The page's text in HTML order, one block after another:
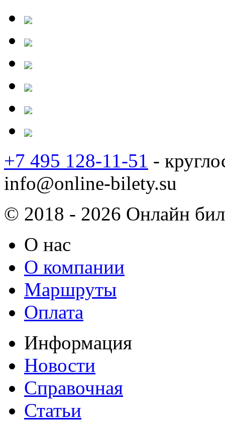
+7 495 128-11-51 -
info@online-bilety.su
© 2018 - 2026 Онлайн
О нас
О компании
Маршруты
Оплата
Информация
Новости
Справочная
Статьи